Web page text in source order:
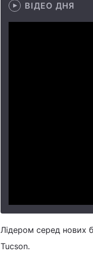
ВІДЕО ДНЯ
Лідером серед нових
Tucson.